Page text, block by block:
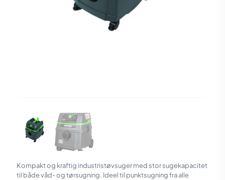
Kompakt og kraftig industristøvsuger med stor sugekapacitet
til både våd- og tørsugning. Ideel til punktsugning fra alle